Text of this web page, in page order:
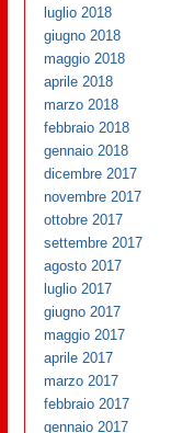
luglio 2018
giugno 2018
maggio 2018
aprile 2018
marzo 2018
febbraio 2018
gennaio 2018
dicembre 2017
novembre 2017
ottobre 2017
settembre 2017
agosto 2017
luglio 2017
giugno 2017
maggio 2017
aprile 2017
marzo 2017
febbraio 2017
gennaio 2017